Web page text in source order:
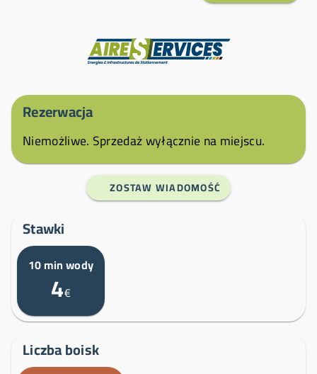
Rezerwacja
Niemożliwe. Sprzedaż wyłącznie na miejscu.
ZOSTAW WIADOMOŚĆ
Stawki
10 min wody
4€
Liczba boisk